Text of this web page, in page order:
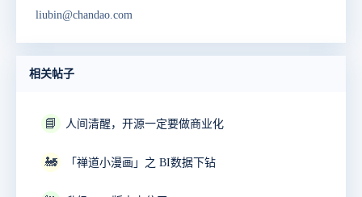
liubin@chandao.com
相关帖子
📘 人间清醒，开源一定要做商业化
🚂 「禅道小漫画」之 BI数据下钻